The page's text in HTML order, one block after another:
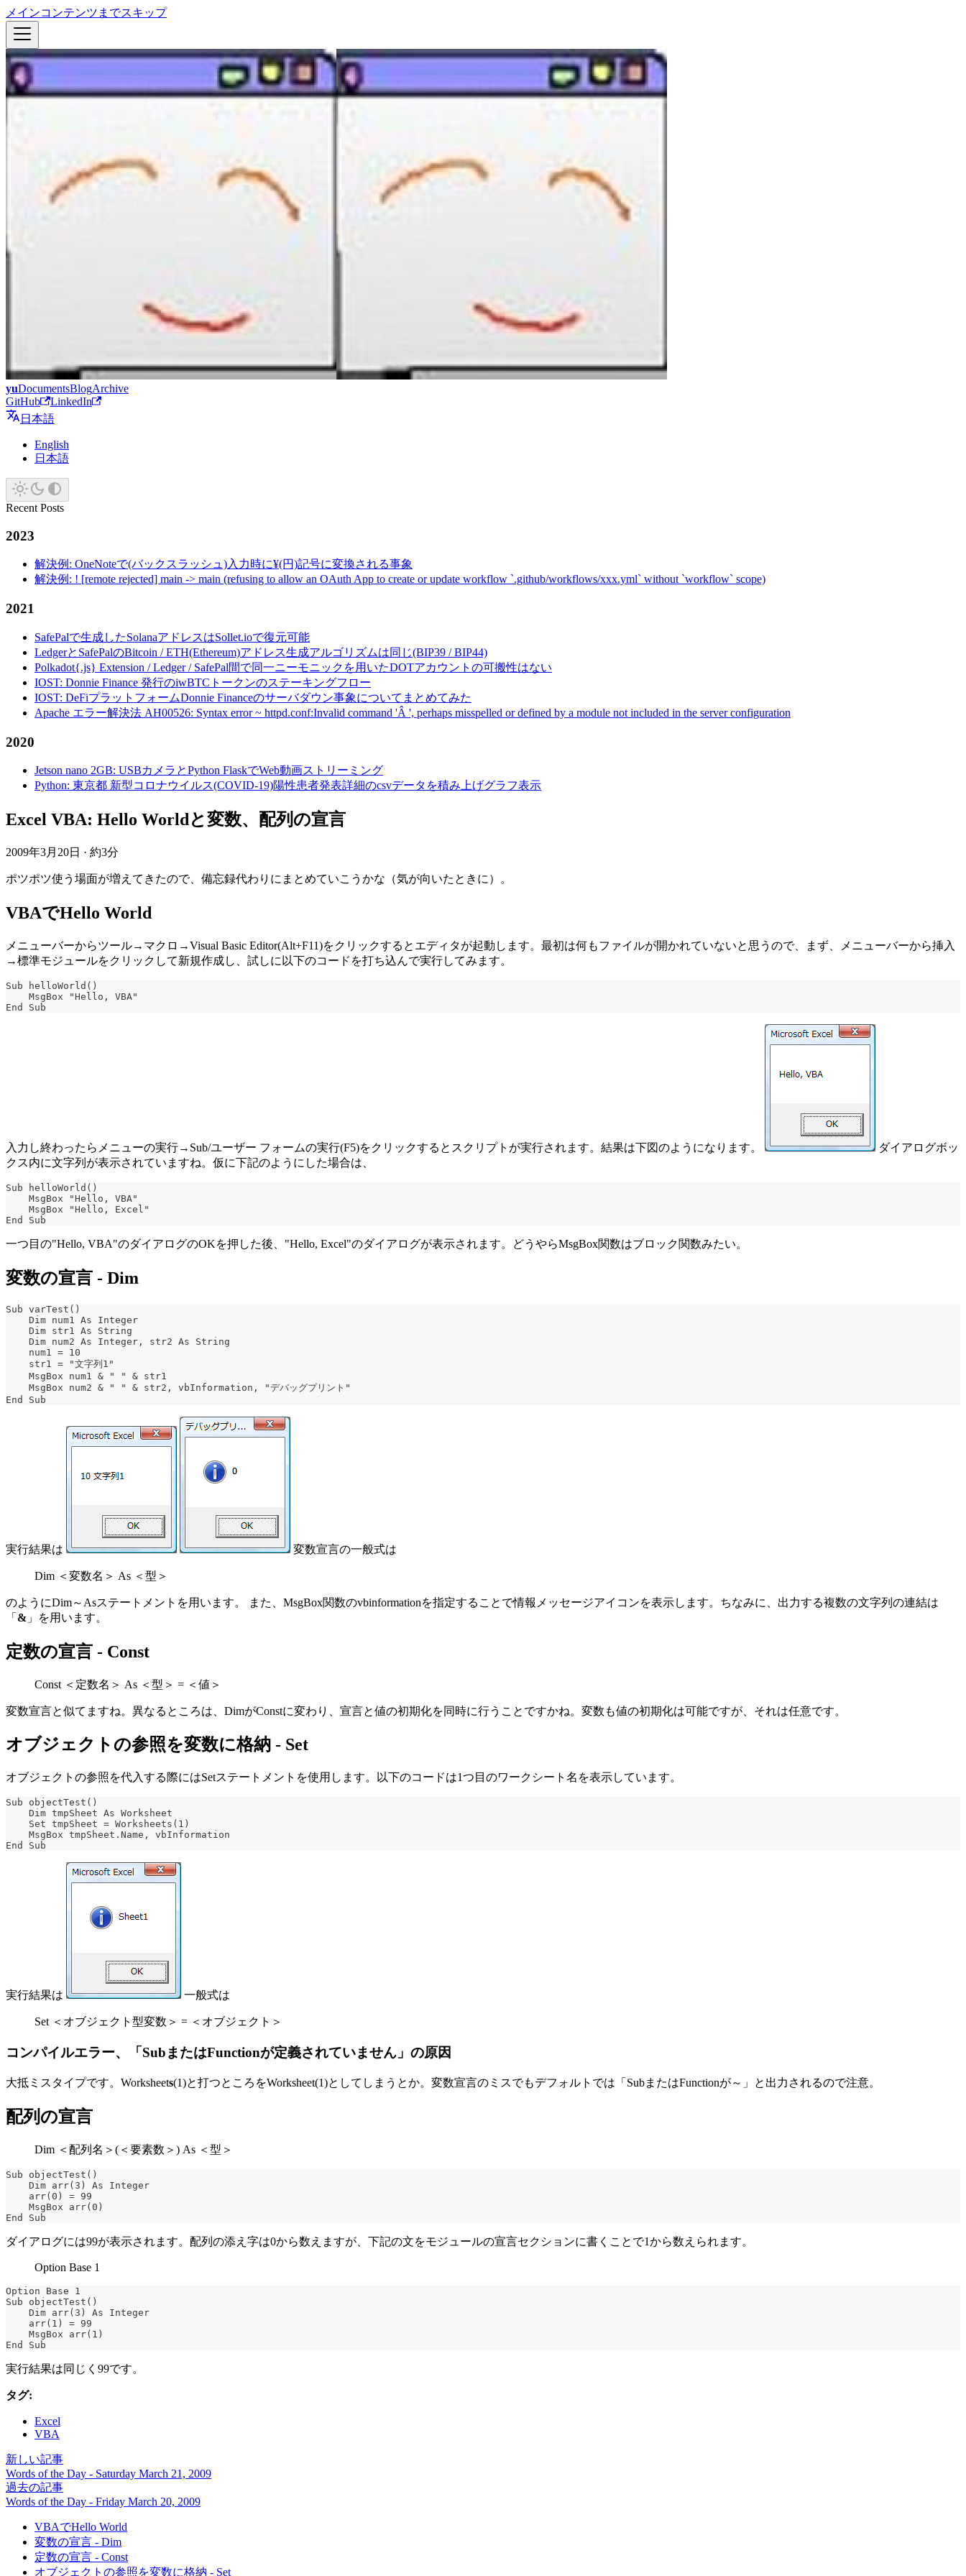
メインコンテンツまでスキップ
yuDocumentsBlogArchive
GitHub
LinkedIn
日本語
English
日本語
Recent Posts
2023
解決例: OneNoteで(バックスラッシュ)入力時に¥(円)記号に変換される事象
解決例: ! [remote rejected] main -> main (refusing to allow an OAuth App to create or update workflow `.github/workflows/xxx.yml` without `workflow` scope)
2021
SafePalで生成したSolanaアドレスはSollet.ioで復元可能
LedgerとSafePalのBitcoin / ETH(Ethereum)アドレス生成アルゴリズムは同じ(BIP39 / BIP44)
Polkadot{.js} Extension / Ledger / SafePal間で同一ニーモニックを用いたDOTアカウントの可搬性はない
IOST: Donnie Finance 発行のiwBTCトークンのステーキングフロー
IOST: DeFiプラットフォームDonnie Financeのサーバダウン事象についてまとめてみた
Apache エラー解決法 AH00526: Syntax error ~ httpd.conf:Invalid command 'Â ', perhaps misspelled or defined by a module not included in the server configuration
2020
Jetson nano 2GB: USBカメラとPython FlaskでWeb動画ストリーミング
Python: 東京都 新型コロナウイルス(COVID-19)陽性患者発表詳細のcsvデータを積み上げグラフ表示
Excel VBA: Hello Worldと変数、配列の宣言
2009年3月20日 · 約3分
ポツポツ使う場面が増えてきたので、備忘録代わりにまとめていこうかな（気が向いたときに）。
VBAでHello World
メニューバーからツール→マクロ→Visual Basic Editor(Alt+F11)をクリックするとエディタが起動します。最初は何もファイルが開かれていないと思うので、まず、メニューバーから挿入
→標準モジュールをクリックして新規作成し、試しに以下のコードを打ち込んで実行してみます。
Sub helloWorld()
    MsgBox "Hello, VBA"
End Sub
入力し終わったらメニューの実行→Sub/ユーザー フォームの実行(F5)をクリックするとスクリプトが実行されます。結果は下図のようになります。
ダイアログボッ
クス内に文字列が表示されていますね。仮に下記のようにした場合は、
Sub helloWorld()
    MsgBox "Hello, VBA"
    MsgBox "Hello, Excel"
End Sub
一つ目の"Hello, VBA"のダイアログのOKを押した後、"Hello, Excel"のダイアログが表示されます。どうやらMsgBox関数はブロック関数みたい。
変数の宣言 - Dim
Sub varTest()
    Dim num1 As Integer
    Dim str1 As String
    Dim num2 As Integer, str2 As String
    num1 = 10
    str1 = "文字列1"
    MsgBox num1 & " " & str1
    MsgBox num2 & " " & str2, vbInformation, "デバッグプリント"
End Sub
実行結果は 変数宣言の一般式は
Dim ＜変数名＞ As ＜型＞
のようにDim～Asステートメントを用います。 また、MsgBox関数のvbinformationを指定することで情報メッセージアイコンを表示します。ちなみに、出力する複数の文字列の連結は
「 & 」を用います。
定数の宣言 - Const
Const ＜定数名＞ As ＜型＞ = ＜値＞
変数宣言と似てますね。異なるところは、DimがConstに変わり、宣言と値の初期化を同時に行うことですかね。変数も値の初期化は可能ですが、それは任意です。
オブジェクトの参照を変数に格納 - Set
オブジェクトの参照を代入する際にはSetステートメントを使用します。以下のコードは1つ目のワークシート名を表示しています。
Sub objectTest()
    Dim tmpSheet As Worksheet
    Set tmpSheet = Worksheets(1)
    MsgBox tmpSheet.Name, vbInformation
End Sub
実行結果は 一般式は
Set ＜オブジェクト型変数＞ = ＜オブジェクト＞
コンパイルエラー、「SubまたはFunctionが定義されていません」の原因
大抵ミスタイプです。Worksheets(1)と打つところをWorksheet(1)としてしまうとか。変数宣言のミスでもデフォルトでは「SubまたはFunctionが～」と出力されるので注意。
配列の宣言
Dim ＜配列名＞(＜要素数＞) As ＜型＞
Sub objectTest()
    Dim arr(3) As Integer
    arr(0) = 99
    MsgBox arr(0)
End Sub
ダイアログには99が表示されます。配列の添え字は0から数えますが、下記の文をモジュールの宣言セクションに書くことで1から数えられます。
Option Base 1
Option Base 1
Sub objectTest()
    Dim arr(3) As Integer
    arr(1) = 99
    MsgBox arr(1)
End Sub
実行結果は同じく99です。
タグ:
Excel
VBA
新しい記事
Words of the Day - Saturday March 21, 2009
過去の記事
Words of the Day - Friday March 20, 2009
VBAでHello World
変数の宣言 - Dim
定数の宣言 - Const
オブジェクトの参照を変数に格納 - Set